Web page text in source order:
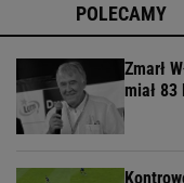
POLECAMY
Zmarł
miał 83